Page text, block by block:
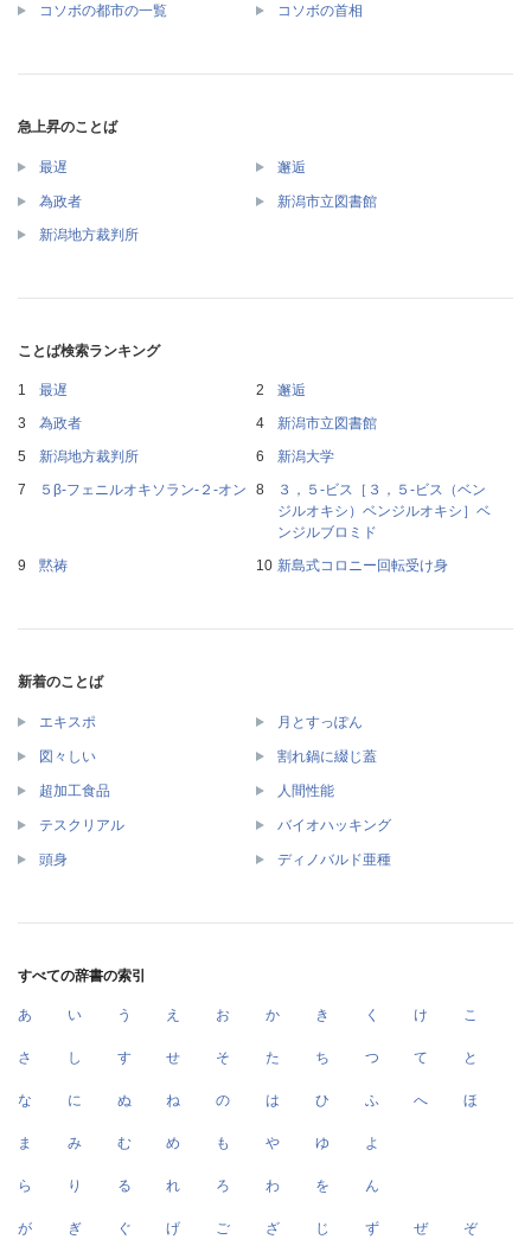
コソボの都市の一覧 コソボの首相
急上昇のことば
最遅 邂逅
為政者 新潟市立図書館
新潟地方裁判所
ことば検索ランキング
最遅
邂逅
為政者
新潟市立図書館
新潟地方裁判所
新潟大学
５β‐フェニルオキソラン‐２‐オン
３，５‐ビス［３，５‐ビス（ベン
ジルオキシ）ベンジルオキシ］ベ
ンジルブロミド
黙祷
新島式コロニー回転受け身
新着のことば
エキスポ 月とすっぽん
図々しい 割れ鍋に綴じ蓋
超加工食品 人間性能
テスクリアル バイオハッキング
頭身 ディノバルド亜種
すべての辞書の索引
あ い う え お か き く け こ
さ し す せ そ た ち つ て と
な に ぬ ね の は ひ ふ へ ほ
ま み む め も や ゆ よ
ら り る れ ろ わ を ん
が ぎ ぐ げ ご ざ じ ず ぜ ぞ